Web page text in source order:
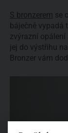
S bronzerem se
báječně vypadá
zvýrazní opálení
jej do výstřihu
Bronzer vám